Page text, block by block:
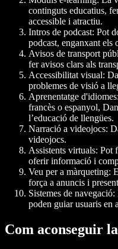
continguts educatius,
accessible i atractiu.
Intros de podcast: Pot
podcast, enganxant els
Avisos de transport
fer avisos clars als
Accessibilitat visual:
problemes de visió a
Aprenentatge d'idiomes
francès o espanyol,
l’educació de llengües.
Narració a videojocs:
videojocs.
Assistents virtuals: Pot
oferir informació i
Veu per a màrqueting:
força a anuncis i
Sistemes de navegació:
poden guiar usuaris en
Com aconseguir